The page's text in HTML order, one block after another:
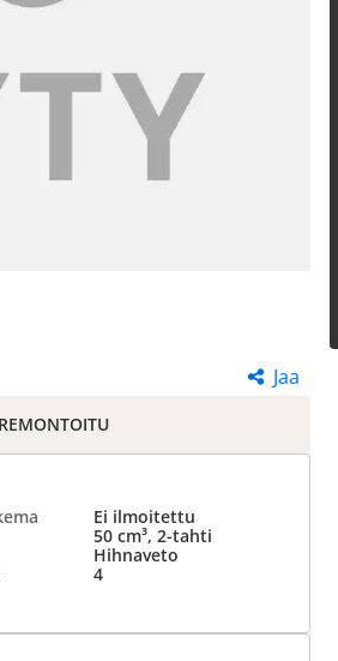
Jaa
Ei ilmoitettu
50 cm³, 2-tahti
Hihnaveto
4